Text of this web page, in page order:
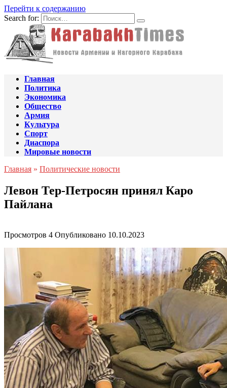
Перейти к содержанию
Search for:
Главная
Политика
Экономика
Общество
Армия
Культура
Спорт
Диаспора
Мировые новости
Главная » Политические новости
Левон Тер-Петросян принял Каро
Пайлана
Просмотров 4 Опубликовано 10.10.2023